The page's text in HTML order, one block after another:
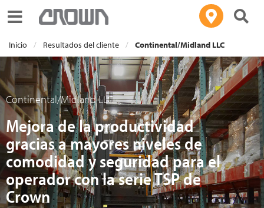
Toggle navigation
Inicio Resultados del cliente Continental/Midland LLC
Continental/Midland LLC
Mejora de la productividad
gracias a mayores niveles de
comodidad y seguridad para el
operador con la serie TSP de
Crown